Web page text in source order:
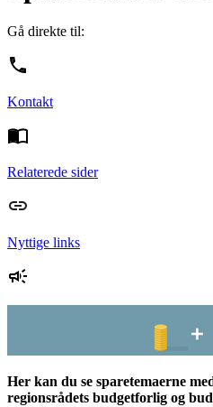
Gå direkte til:
Kontakt
Relaterede sider
Nyttige links
Her kan du se sparetemaerne
regionsrådets budgetforlig og